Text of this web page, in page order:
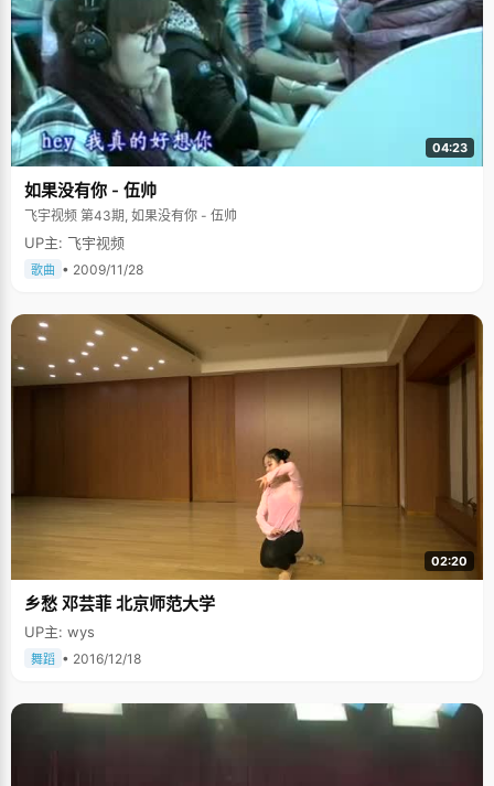
04:23
如果没有你 - 伍帅
飞宇视频 第43期, 如果没有你 - 伍帅
UP主: 飞宇视频
歌曲 • 2009/11/28
02:20
乡愁 邓芸菲 北京师范大学
UP主: wys
舞蹈 • 2016/12/18